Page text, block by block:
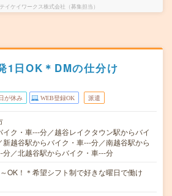
テイケイワークス株式会社（募集担当）
1日OK＊DMの仕分け
が休み WEB登録OK 派遣
イク・車---分／越谷レイクタウン駅からバイ
新越谷駅からバイク・車---分／南越谷駅から
分／北越谷駅からバイク・車---分
OK！＊希望シフト制で好きな曜日で働け